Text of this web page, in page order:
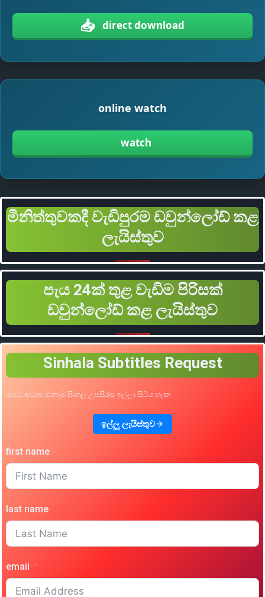
📥 direct download
online watch
watch
මිනිත්තුවකදී වැඩිපුරම ඩවුන්ලෝඩ් කළ
ලැයිස්තුව
පැය 24ක් තුළ වැඩිම පිරිසක්
ඩවුන්ලෝඩ් කළ ලැයිස්තුව
Sinhala Subtitles Request
ඔබට අවශ්‍ය ඕනෑම සිංහල උපසිරස ඉල්ලා සිටිය හැක
ඉල්ලූ ලැයිස්තුව
first name
last name
email